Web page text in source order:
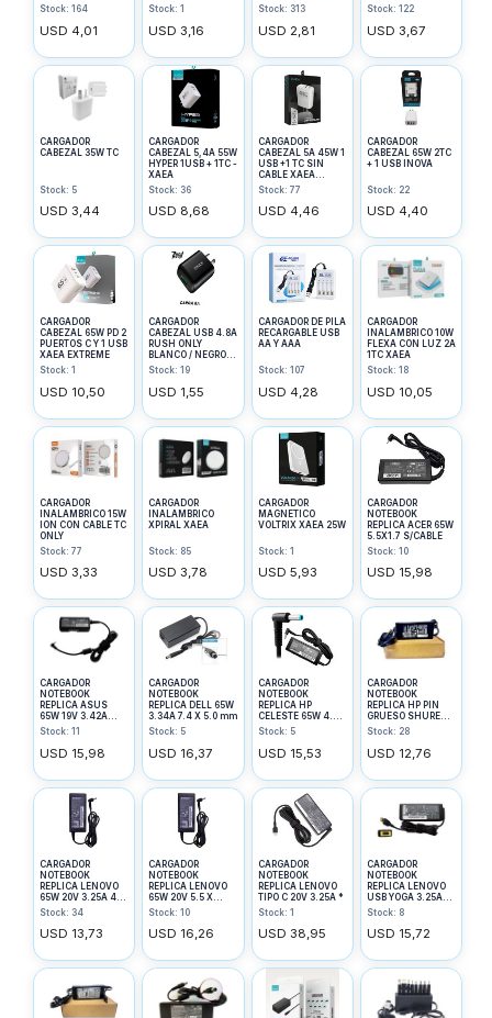
Stock: 164
USD 4,01
Stock: 1
USD 3,16
Stock: 313
USD 2,81
Stock: 122
USD 3,67
CARGADOR
CABEZAL 35W TC
Stock: 5
USD 3,44
CARGADOR
CABEZAL 5,4A 55W
HYPER 1USB + 1TC -
XAEA
Stock: 36
USD 8,68
CARGADOR
CABEZAL 5A 45W 1
USB +1 TC SIN
CABLE XAEA
OPTIMUM /
SUPREME
Stock: 77
USD 4,46
CARGADOR
CABEZAL 65W 2TC
+ 1 USB INOVA
Stock: 22
USD 4,40
CARGADOR
CABEZAL 65W PD 2
PUERTOS C Y 1 USB
XAEA EXTREME
Stock: 1
USD 10,50
CARGADOR
CABEZAL USB 4.8A
RUSH ONLY
BLANCO / NEGRO /
COLORES
Stock: 19
USD 1,55
CARGADOR DE PILA
RECARGABLE USB
AA Y AAA
Stock: 107
USD 4,28
CARGADOR
INALAMBRICO 10W
FLEXA CON LUZ 2A
1TC XAEA
Stock: 18
USD 10,05
CARGADOR
INALAMBRICO 15W
ION CON CABLE TC
ONLY
Stock: 77
USD 3,33
CARGADOR
INALAMBRICO
XPIRAL XAEA
Stock: 85
USD 3,78
CARGADOR
MAGNETICO
VOLTRIX XAEA 25W
Stock: 1
USD 5,93
CARGADOR
NOTEBOOK
REPLICA ACER 65W
5.5X1.7 S/CABLE
Stock: 10
USD 15,98
CARGADOR
NOTEBOOK
REPLICA ASUS
65W 19V 3.42A
4.0X1.35 S/CABLE
*
Stock: 11
USD 15,98
CARGADOR
NOTEBOOK
REPLICA DELL 65W
3.34A 7.4 X 5.0 mm
Stock: 5
USD 16,37
CARGADOR
NOTEBOOK
REPLICA HP
CELESTE 65W 4.5 X
3.0mm
Stock: 5
USD 15,53
CARGADOR
NOTEBOOK
REPLICA HP PIN
GRUESO SHURE
CON CABLE TREBOL
3.5A 65W-3
Stock: 28
USD 12,76
CARGADOR
NOTEBOOK
REPLICA LENOVO
65W 20V 3.25A 4.0
X 1.7
Stock: 34
USD 13,73
CARGADOR
NOTEBOOK
REPLICA LENOVO
65W 20V 5.5 X
2.5MM *
Stock: 10
USD 16,26
CARGADOR
NOTEBOOK
REPLICA LENOVO
TIPO C 20V 3.25A *
Stock: 1
USD 38,95
CARGADOR
NOTEBOOK
REPLICA LENOVO
USB YOGA 3.25A
65W 20V *
Stock: 8
USD 15,72